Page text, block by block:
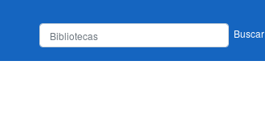
Buscar